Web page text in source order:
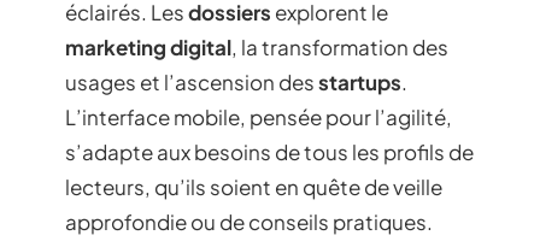
éclairés. Lesdossiers explorent le
marketing digital, la transformation des
usages et l’ascension desstartups.
L’interface mobile, pensée pour l’agilité,
s’adapte aux besoins de tous les profils de
lecteurs, qu’ils soient en quête de veille
approfondie ou de conseils pratiques.